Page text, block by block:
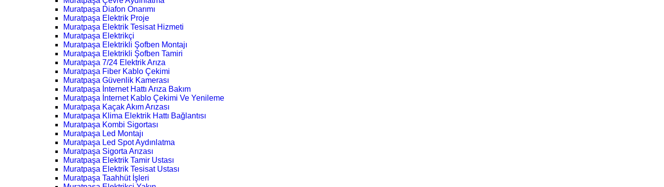
Muratpaşa Diafon Onarımı
Muratpaşa Elektrik Proje
Muratpaşa Elektrik Tesisat Hizmeti
Muratpaşa Elektrikçi
Muratpaşa Elektrikli Şofben Montajı
Muratpaşa Elektrikli Şofben Tamiri
Muratpaşa 7/24 Elektrik Arıza
Muratpaşa Fiber Kablo Çekimi
Muratpaşa Güvenlik Kamerası
Muratpaşa İnternet Hattı Arıza Bakım
Muratpaşa İnternet Kablo Çekimi Ve Yenileme
Muratpaşa Kaçak Akım Arızası
Muratpaşa Klima Elektrik Hattı Bağlantısı
Muratpaşa Kombi Sigortası
Muratpaşa Led Montajı
Muratpaşa Led Spot Aydınlatma
Muratpaşa Sigorta Arızası
Muratpaşa Elektrik Tamir Ustası
Muratpaşa Elektrik Tesisat Ustası
Muratpaşa Taahhüt İşleri